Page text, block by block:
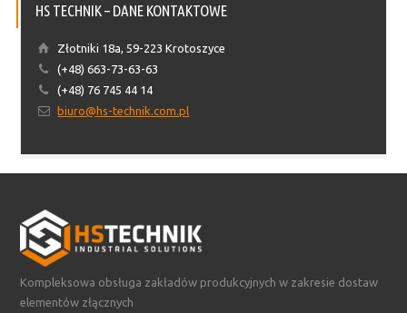
HS TECHNIK – DANE KONTAKTOWE
Złotniki 18a, 59-223 Krotoszyce
(+48) 663-73-63-63
(+48) 76 745 44 14
biuro@hs-technik.com.pl
Kompleksowa obsługa zakładów produkcyjnych w zakresie dostaw
elementów złącznych